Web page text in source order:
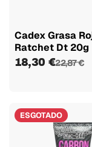
Cadex Grasa
Ratchet Dt 20g
18,30 €22,87 €
ESGOTADO